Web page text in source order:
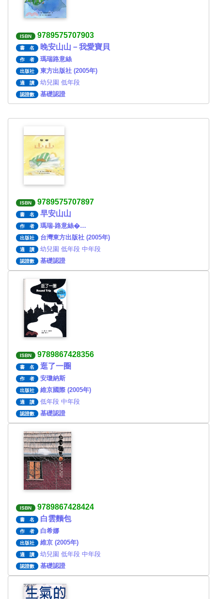
ISBN 9789575707903
書 名 晚安山山－我愛寶貝
作 者 瑪瑞路意絲
出版社 東方出版社 (2005年)
適 讀 幼兒園 低年段
認證數 基礎認證
ISBN 9789575707897
書 名 早安山山
作 者 瑪瑞-路意絲�…
出版社 台灣東方出版社 (2005年)
適 讀 幼兒園 低年段 中年段
認證數 基礎認證
ISBN 9789867428356
書 名 逛了一圈
作 者 安瓊納斯
出版社 維京國際 (2005年)
適 讀 低年段 中年段
認證數 基礎認證
ISBN 9789867428424
書 名 白雲麵包
作 者 白希娜
出版社 維京 (2005年)
適 讀 幼兒園 低年段 中年段
認證數 基礎認證